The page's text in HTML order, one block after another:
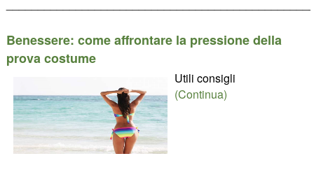
Benessere: come affrontare la pressione della
prova costume
Utili consigli
(Continua)